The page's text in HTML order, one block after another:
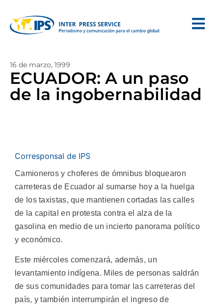
16 de marzo, 1999
ECUADOR: A un paso
de la ingobernabilidad
Corresponsal de IPS
Camioneros y choferes de ómnibus bloquearon
carreteras de Ecuador al sumarse hoy a la huelga
de los taxistas, que mantienen cortadas las calles
de la capital en protesta contra el alza de la
gasolina en medio de un incierto panorama político
y económico.
Este miércoles comenzará, además, un
levantamiento indígena. Miles de personas saldrán
de sus comunidades para tomar las carreteras del
país, y también interrumpirán el ingreso de